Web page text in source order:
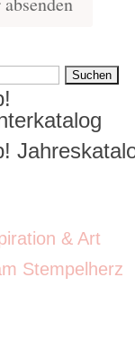
& Art
Stempelherz